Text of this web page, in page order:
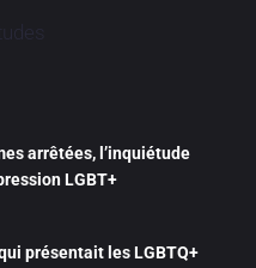
arrêtées, l’inquiétude
LGBT+
présentait les LGBTQ+